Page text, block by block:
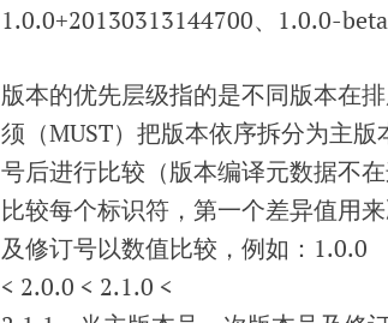
1.0.0+20130313144700、1.0.0-
版本的优先层级指的是不同版本在
须（MUST）把版本依序拆分为主
号后进行比较（版本编译元数据不
比较每个标识符，第一个差异值用
及修订号以数值比较，例如：1.0.0
< 2.0.0 < 2.1.0 <